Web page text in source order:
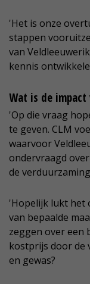
'Het is onze
stappen
van
kennis
Wat is de
'Op die vraag
te geven. CLM
waarvoor
ondervraagd
de
'Hopelijk lukt het
van bepaalde
zeggen over een
kostprijs door de
en gewas?